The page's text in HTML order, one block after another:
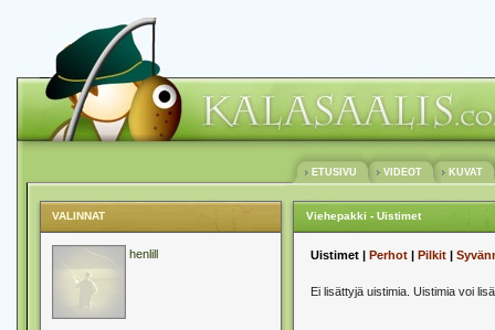
ETUSIVU VIDEOT KUVAT
VALINNAT
henlill
Viehepakki - Uistimet
Uistimet | Perhot | Pilkit |
Ei lisättyjä uistimia. Uistimia voi